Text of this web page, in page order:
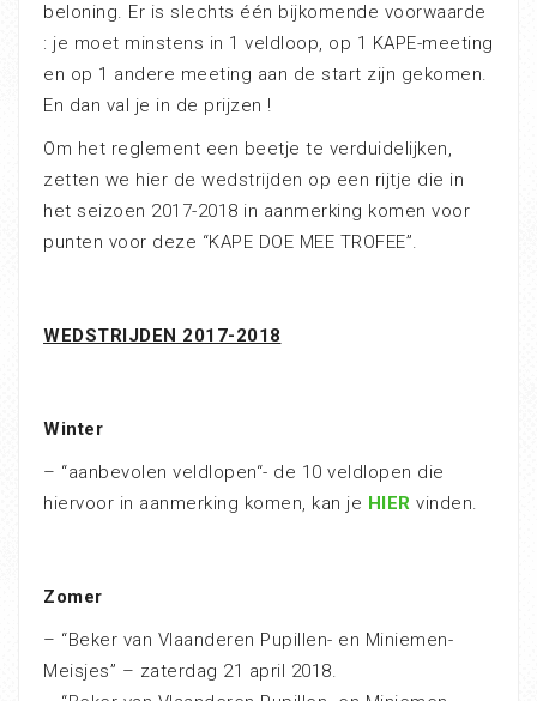
beloning. Er is slechts één bijkomende voorwaarde
: je moet minstens in 1 veldloop, op 1 KAPE-meeting
en op 1 andere meeting aan de start zijn gekomen.
En dan val je in de prijzen !
Om het reglement een beetje te verduidelijken,
zetten we hier de wedstrijden op een rijtje die in
het seizoen 2017-2018 in aanmerking komen voor
punten voor deze “KAPE DOE MEE TROFEE”.
WEDSTRIJDEN 2017-2018
Winter
– “aanbevolen veldlopen“- de 10 veldlopen die
hiervoor in aanmerking komen, kan je HIER vinden.
Zomer
– “Beker van Vlaanderen Pupillen- en Miniemen-
Meisjes” – zaterdag 21 april 2018.